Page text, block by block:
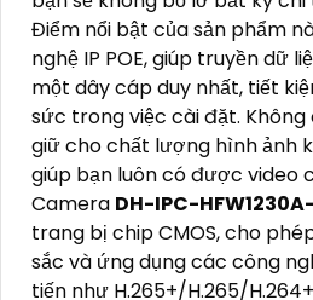
Điểm nổi bật của sản phẩm
nghệ IP POE, giúp truyền dữ
một dây cáp duy nhất, tiết
sức trong việc cài đặt. Không
giữ cho chất lượng hình ảnh
giúp bạn luôn có được video
Camera DH-IPC-
trang bị chip CMOS, cho
sắc và ứng dụng các công
tiến như H.265+/H.265/